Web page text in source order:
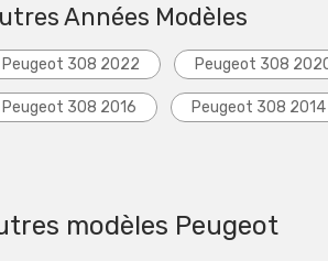
Années Modèles
Peugeot 308 2022 Peugeot 308
Peugeot 308 2016 Peugeot 308 2014
modèles Peugeot